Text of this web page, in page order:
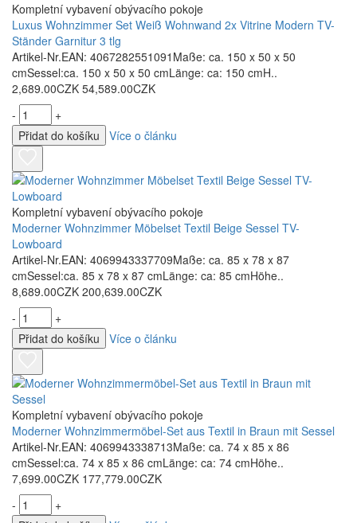
Kompletní vybavení obývacího pokoje
Luxus Wohnzimmer Set Weiß Wohnwand 2x Vitrine Modern TV-
Ständer Garnitur 3 tlg
Artikel-Nr.EAN: 4067282551091Maße: ca. 150 x 50 x 50
cmSessel:ca. 150 x 50 x 50 cmLänge: ca: 150 cmH..
2,689.00CZK 54,589.00CZK
-
+
Přidat do košíku
Více o článku
Kompletní vybavení obývacího pokoje
Moderner Wohnzimmer Möbelset Textil Beige Sessel TV-
Lowboard
Artikel-Nr.EAN: 4069943337709Maße: ca. 85 x 78 x 87
cmSessel:ca. 85 x 78 x 87 cmLänge: ca: 85 cmHöhe..
8,689.00CZK 200,639.00CZK
-
+
Přidat do košíku
Více o článku
Kompletní vybavení obývacího pokoje
Moderner Wohnzimmermöbel-Set aus Textil in Braun mit Sessel
Artikel-Nr.EAN: 4069943338713Maße: ca. 74 x 85 x 86
cmSessel:ca. 74 x 85 x 86 cmLänge: ca: 74 cmHöhe..
7,699.00CZK 177,779.00CZK
-
+